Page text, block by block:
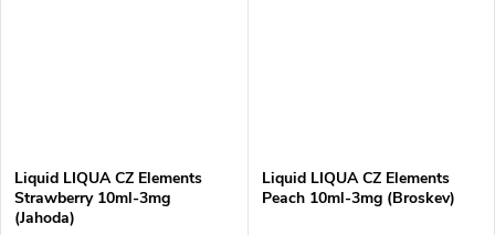
Liquid LIQUA CZ Elements
Strawberry 10ml-3mg
(Jahoda)
Liquid LIQUA CZ Elements
Peach 10ml-3mg (Broskev)